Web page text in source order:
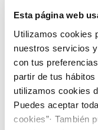
Esta página web
Utilizamos cookies
nuestros servicios
con tus
partir de tus
utilizamos cookies
Puedes aceptar
cookies”· También
21 MAY 2020
Día